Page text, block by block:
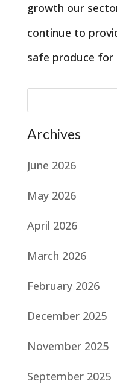
growth our
continue to
safe produce for
Archives
June 2026
May 2026
April 2026
March 2026
February 2026
December 2025
November 2025
September 2025